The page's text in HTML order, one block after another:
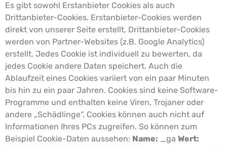
Es gibt sowohl Erstanbieter Cookies als auch
Drittanbieter-Cookies. Erstanbieter-Cookies werden
direkt von unserer Seite erstellt, Drittanbieter-Cookies
werden von Partner-Websites (z.B. Google Analytics)
erstellt. Jedes Cookie ist individuell zu bewerten, da
jedes Cookie andere Daten speichert. Auch die
Ablaufzeit eines Cookies variiert von ein paar Minuten
bis hin zu ein paar Jahren. Cookies sind keine Software-
Programme und enthalten keine Viren, Trojaner oder
andere „Schädlinge“. Cookies können auch nicht auf
Informationen Ihres PCs zugreifen. So können zum
Beispiel Cookie-Daten aussehen: Name: _ga Wert: